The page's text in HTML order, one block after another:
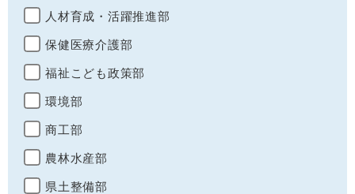
人材育成・活躍推進部
保健医療介護部
福祉こども政策部
環境部
商工部
農林水産部
県土整備部